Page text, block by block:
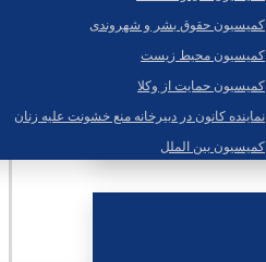
کمیسیون حقوق بشر و شهروندی
کمیسیون محیط زیست
کمیسیون حمایت از وکلا
نماینده کانون در دبیرخانه منع خشونت علیه زنان
کمیسیون بین الملل